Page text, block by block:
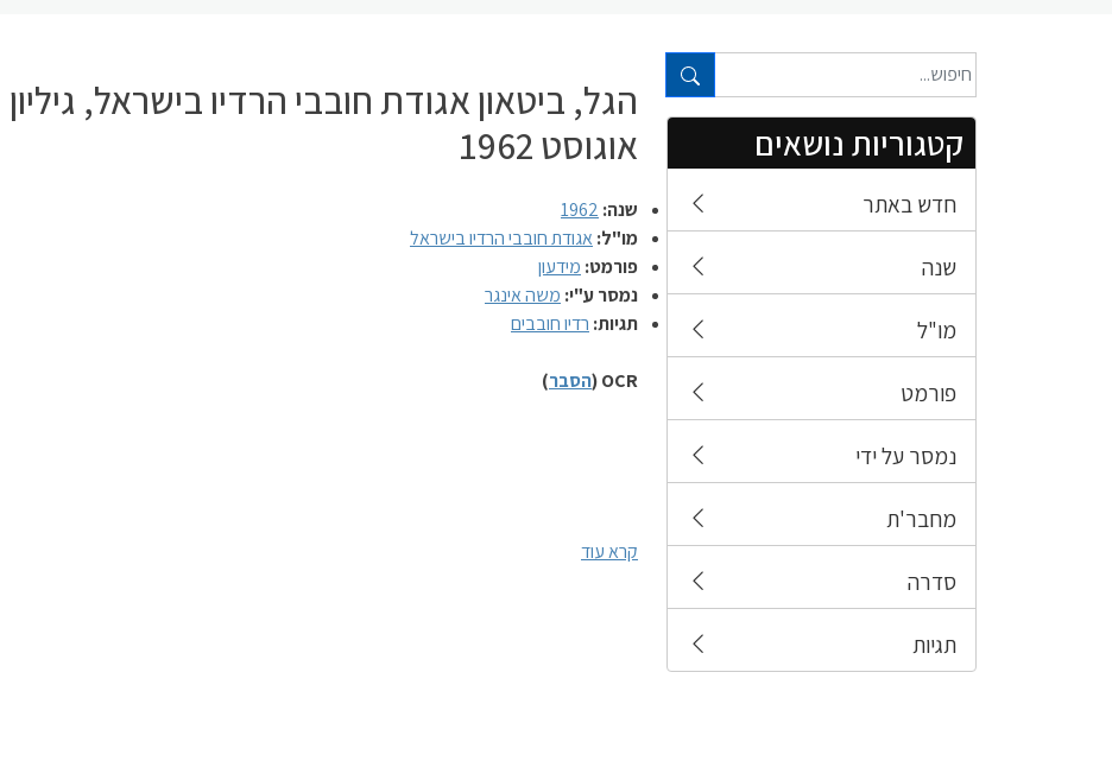
טקסט חופשי...
קטגוריות נושאים
חדש באתר
שנה
מו"ל
פורמט
נמסר על ידי
מחבר'ת
סדרה
תגיות
הגל, ביטאון אגודת חובבי הרדיו בישראל, גיליון
אוגוסט 1962
שנה: 1962
מו"ל: אגודת חובבי הרדיו בישראל
פורמט: מידעון
נמסר ע"י: משה אינגר
תגיות: רדיו חובבים
OCR ( הסבר)
קרא עוד